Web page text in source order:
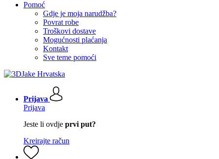
Pomoć
Gdje je moja narudžba?
Povrat robe
Troškovi dostave
Mogućnosti plaćanja
Kontakt
Sve teme pomoći
Prijava
Prijava
Jeste li ovdje prvi put?
Kreirajte račun